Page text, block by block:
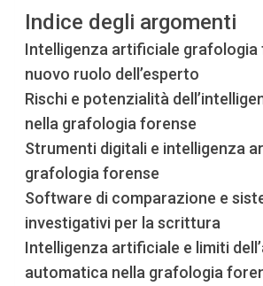
Indice degli argomenti
Intelligenza artificiale grafologia
nuovo ruolo dell’esperto
Rischi e potenzialità
nella grafologia forense
Strumenti digitali e intelligenza
grafologia forense
Software di comparazione e
investigativi per la scrittura
Intelligenza artificiale e limiti
automatica nella grafologia